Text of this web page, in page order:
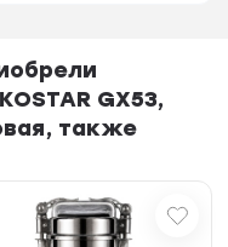
GX53,
также